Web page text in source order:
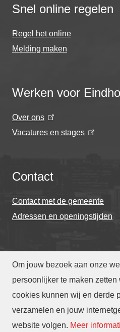
Om jouw bezoek aan onze
persoonlijker te maken
cookies kunnen wij en derde
verzamelen en jouw
website volgen. Meer
Snel online regelen
Regel het online
Melding maken
Werken voor
Over ons
Vacatures en stages
Contact
Contact met de gemeente
Adressen en openingstijden
© Gemeente Eindhoven 2026
Translate